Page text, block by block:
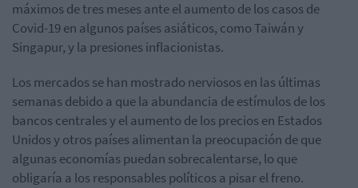
máximos de tres meses ante el aumento de los casos de
Covid-19 en algunos países asiáticos, como Taiwán y
Singapur, y la presiones inflacionistas.
Los mercados se han mostrado nerviosos en las últimas
semanas debido a que la abundancia de estímulos de los
bancos centrales y el aumento de los precios en Estados
Unidos y otros países alimentan la preocupación de que
algunas economías puedan sobrecalentarse, lo que
obligaría a los responsables políticos a pisar el freno.